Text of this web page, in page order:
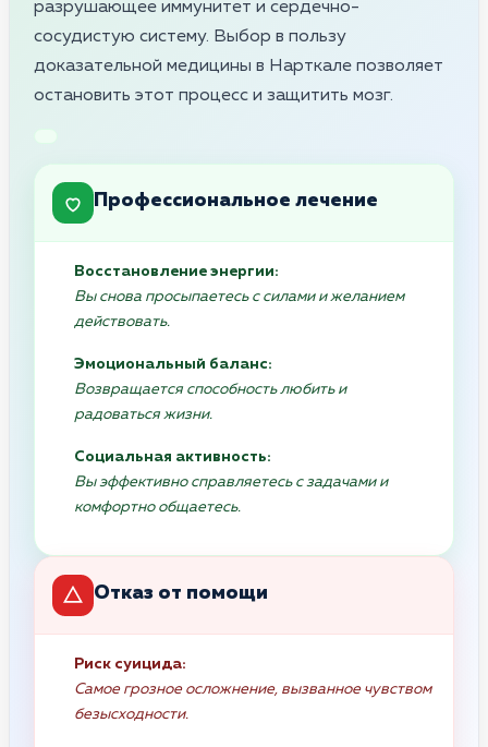
разрушающее иммунитет и сердечно-
сосудистую систему. Выбор в пользу
доказательной медицины в Нарткале позволяет
остановить этот процесс и защитить мозг.
Профессиональное лечение
Восстановление энергии:
Вы снова просыпаетесь с силами и желанием
действовать.
Эмоциональный баланс:
Возвращается способность любить и
радоваться жизни.
Социальная активность:
Вы эффективно справляетесь с задачами и
комфортно общаетесь.
Отказ от помощи
Риск суицида:
Самое грозное осложнение, вызванное чувством
безысходности.